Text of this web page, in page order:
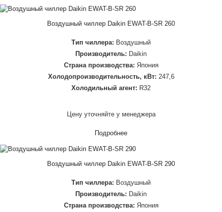
Воздушный чиллер Daikin EWAT-B-SR 260
Тип чиллера: Воздушный
Производитель: Daikin
Страна производства: Япония
Холодопроизводительность, кВт: 247,6
Холодильный агент: R32
Цену уточняйте у менеджера
Подробнее
Воздушный чиллер Daikin EWAT-B-SR 290
Тип чиллера: Воздушный
Производитель: Daikin
Страна производства: Япония